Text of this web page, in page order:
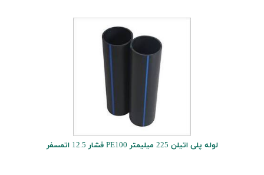
لوله پلی اتیلن 225 میلیمتر PE100 فشار 12.5 اتمسفر